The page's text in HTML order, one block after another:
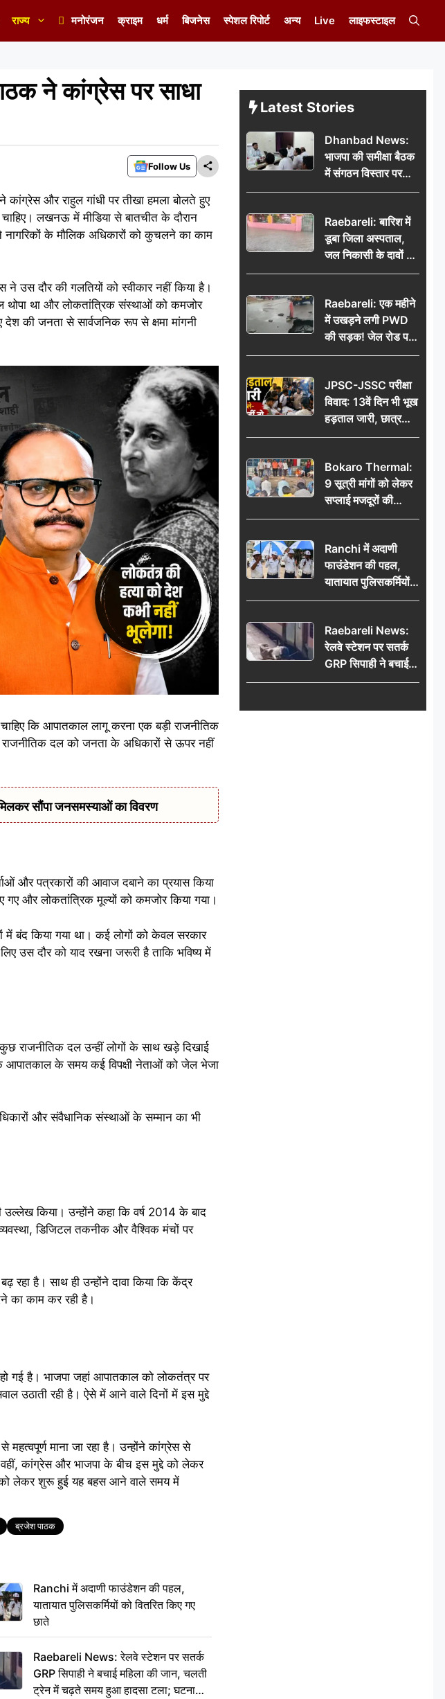
राज्य मनोरंजन क्राइम धर्म बिजनेस स्पेशल रिपोर्ट अन्य Live लाइफस्टाइल
ने कांग्रेस पर साधा
Follow Us
और राहुल गांधी पर तीखा हमला बोलते हुए
लखनऊ में मीडिया से बातचीत के दौरान
के मौलिक अधिकारों को कुचलने का काम
उस दौर की गलतियों को स्वीकार नहीं किया है।
थोपा था और लोकतांत्रिक संस्थाओं को कमजोर
की जनता से सार्वजनिक रूप से क्षमा मांगनी
कि आपातकाल लागू करना एक बड़ी राजनीतिक
दल को जनता के अधिकारों से ऊपर नहीं
सौंपा जनसमस्याओं का विवरण
और पत्रकारों की आवाज दबाने का प्रयास किया
गए और लोकतांत्रिक मूल्यों को कमजोर किया गया।
में बंद किया गया था। कई लोगों को केवल सरकार
उस दौर को याद रखना जरूरी है ताकि भविष्य में
कुछ राजनीतिक दल उन्हीं लोगों के साथ खड़े दिखाई
आपातकाल के समय कई विपक्षी नेताओं को जेल भेजा
और संवैधानिक संस्थाओं के सम्मान का भी
उल्लेख किया। उन्होंने कहा कि वर्ष 2014 के बाद
डिजिटल तकनीक और वैश्विक मंचों पर
रहा है। साथ ही उन्होंने दावा किया कि केंद्र
का काम कर रही है।
गई है। भाजपा जहां आपातकाल को लोकतंत्र पर
उठाती रही है। ऐसे में आने वाले दिनों में इस मुद्दे
माना जा रहा है। उन्होंने कांग्रेस से
कांग्रेस और भाजपा के बीच इस मुद्दे को लेकर
को लेकर शुरू हुई यह बहस आने वाले समय में
ब्रजेश पाठक
Ranchi में अदाणी फाउंडेशन की पहल,
यातायात पुलिसकर्मियों को वितरित किए गए
छाते
Raebareli News: रेलवे स्टेशन पर सतर्क
GRP सिपाही ने बचाई महिला की जान, चलती
ट्रेन में चढ़ते समय हुआ हादसा टला; घटना
Latest Stories
Dhanbad News:
भाजपा की समीक्षा बैठक
में संगठन विस्तार पर
मंथन, बीडीओ से
जनसमस्याओं का विवरण
Raebareli: बारिश में
डूबा जिला अस्पताल,
जल निकासी के दावों की
खुली पोल
Raebareli: एक महीने
में उखड़ने लगी PWD
की सड़क! जेल रोड पर
गड्ढे ने खोली निर्माण
की उठी मांग
JPSC-JSSC परीक्षा
विवाद: 13वें दिन भी भूख
हड़ताल जारी, छात्र
बोले- जांच नहीं तो
Bokaro Thermal:
9 सूत्री मांगों को लेकर
सप्लाई मजदूरों की
हुंकार, 12 अगस्त के
Ranchi में अदाणी
फाउंडेशन की पहल,
यातायात पुलिसकर्मियों
को वितरित किए गए छाते
Raebareli News:
रेलवे स्टेशन पर सतर्क
GRP सिपाही ने बचाई
महिला की जान, चलती
हादसा टला; घटना